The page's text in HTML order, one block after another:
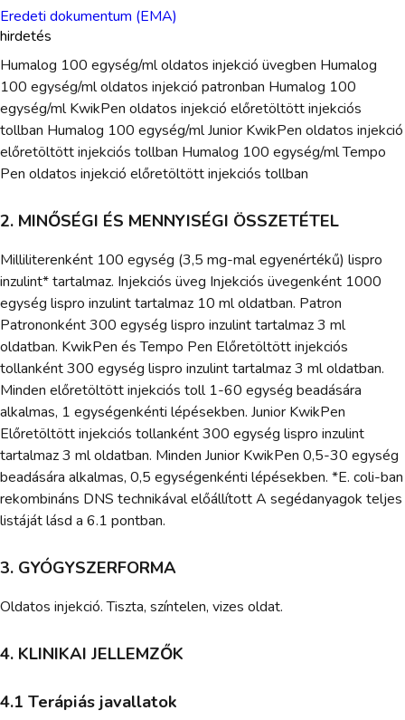
Eredeti dokumentum (EMA)
hirdetés
Humalog 100 egység/ml oldatos injekció üvegben Humalog
100 egység/ml oldatos injekció patronban Humalog 100
egység/ml KwikPen oldatos injekció előretöltött injekciós
tollban Humalog 100 egység/ml Junior KwikPen oldatos injekció
előretöltött injekciós tollban Humalog 100 egység/ml Tempo
Pen oldatos injekció előretöltött injekciós tollban
2. MINŐSÉGI ÉS MENNYISÉGI ÖSSZETÉTEL
Milliliterenként 100 egység (3,5 mg-mal egyenértékű) lispro
inzulint* tartalmaz. Injekciós üveg Injekciós üvegenként 1000
egység lispro inzulint tartalmaz 10 ml oldatban. Patron
Patrononként 300 egység lispro inzulint tartalmaz 3 ml
oldatban. KwikPen és Tempo Pen Előretöltött injekciós
tollanként 300 egység lispro inzulint tartalmaz 3 ml oldatban.
Minden előretöltött injekciós toll 1-60 egység beadására
alkalmas, 1 egységenkénti lépésekben. Junior KwikPen
Előretöltött injekciós tollanként 300 egység lispro inzulint
tartalmaz 3 ml oldatban. Minden Junior KwikPen 0,5-30 egység
beadására alkalmas, 0,5 egységenkénti lépésekben. *E. coli-ban
rekombináns DNS technikával előállított A segédanyagok teljes
listáját lásd a 6.1 pontban.
3. GYÓGYSZERFORMA
Oldatos injekció. Tiszta, színtelen, vizes oldat.
4. KLINIKAI JELLEMZŐK
4.1 Terápiás javallatok